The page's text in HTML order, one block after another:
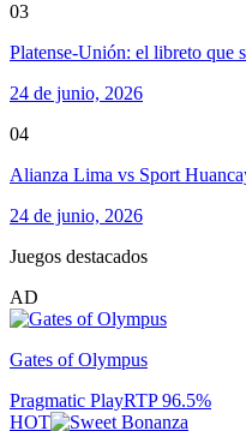
03
Platense-Unión: el libreto que
24 de junio, 2026
04
Alianza Lima vs Sport
24 de junio, 2026
Juegos destacados
AD
Gates of Olympus
Pragmatic PlayRTP96.5%
HOT